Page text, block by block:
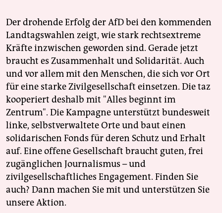
Der drohende Erfolg der AfD bei den kommenden
Landtagswahlen zeigt, wie stark rechtsextreme
Kräfte inzwischen geworden sind. Gerade jetzt
braucht es Zusammenhalt und Solidarität. Auch
und vor allem mit den Menschen, die sich vor Ort
für eine starke Zivilgesellschaft einsetzen. Die taz
kooperiert deshalb mit "Alles beginnt im
Zentrum". Die Kampagne unterstützt bundesweit
linke, selbstverwaltete Orte und baut einen
solidarischen Fonds für deren Schutz und Erhalt
auf. Eine offene Gesellschaft braucht guten, frei
zugänglichen Journalismus – und
zivilgesellschaftliches Engagement. Finden Sie
auch? Dann machen Sie mit und unterstützen Sie
unsere Aktion.